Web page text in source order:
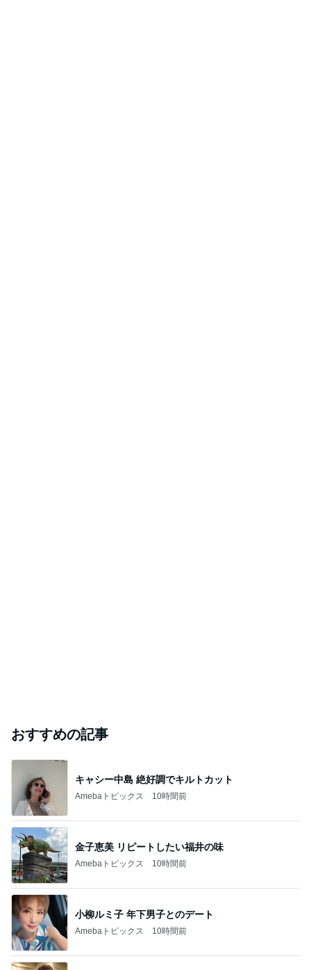
おすすめの記事
キャシー中島 絶好調でキルトカット
Amebaトピックス 10時間前
金子恵美 リピートしたい福井の味
Amebaトピックス 10時間前
小柳ルミ子 年下男子とのデート
Amebaトピックス 10時間前